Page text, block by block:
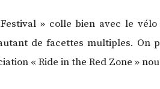
» colle bien avec le
de facettes multiples. On
« Ride in the Red Zone »